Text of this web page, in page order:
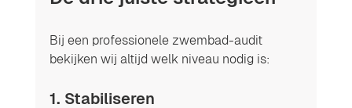
Bij een professionele zwembad-audit
bekijken wij altijd welk niveau nodig is:
1. Stabiliseren